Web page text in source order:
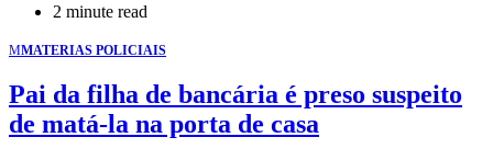
2 minute read
MMATERIAS POLICIAIS
Pai da filha de bancária é preso suspeito
de matá-la na porta de casa